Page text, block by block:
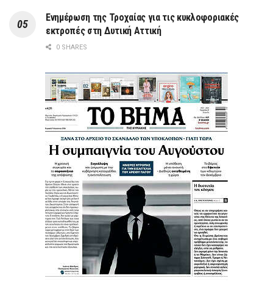
Ενημέρωση της Τροχαίας για τις κυκλοφοριακές
εκτροπές στη Δυτική Αττική
0 SHARES